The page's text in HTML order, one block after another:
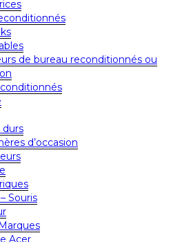
de bureau reconditionnés ou
durs
d’occasion
Souris
Acer